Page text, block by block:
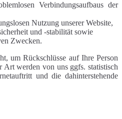
Verbindungsaufbaus der
Nutzung unserer Website,
und -stabilität sowie
Zwecken.
um Rückschlüsse auf Ihre Person
Art werden von uns ggfs. statistisch
und die dahinterstehende